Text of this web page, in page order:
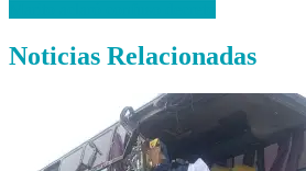
Noticias Relacionadas